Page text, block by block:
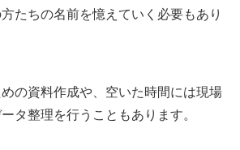
たちの名前を憶えていく必要もあり
の資料作成や、空いた時間には現場
タ整理を行うこともあります。